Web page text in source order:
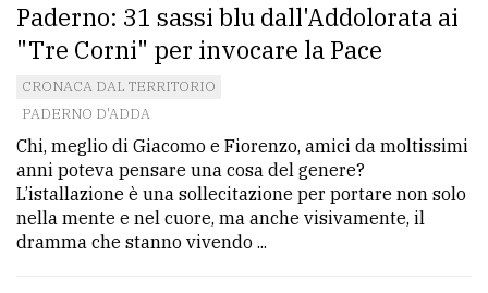
Paderno: 31 sassi blu dall'Addolorata ai
"Tre Corni" per invocare la Pace
CRONACA DAL TERRITORIO
PADERNO D'ADDA
Chi, meglio di Giacomo e Fiorenzo, amici da moltissimi
anni poteva pensare una cosa del genere?
L’istallazione è una sollecitazione per portare non solo
nella mente e nel cuore, ma anche visivamente, il
dramma che stanno vivendo ...